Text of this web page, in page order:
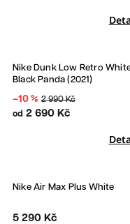
Bestseller
Sleva
Nike Dunk Low Retro
Black Panda (2021)
–10 % 2 990 Kč
od 2 690 Kč
Nike Air Max Plus White
5 290 Kč